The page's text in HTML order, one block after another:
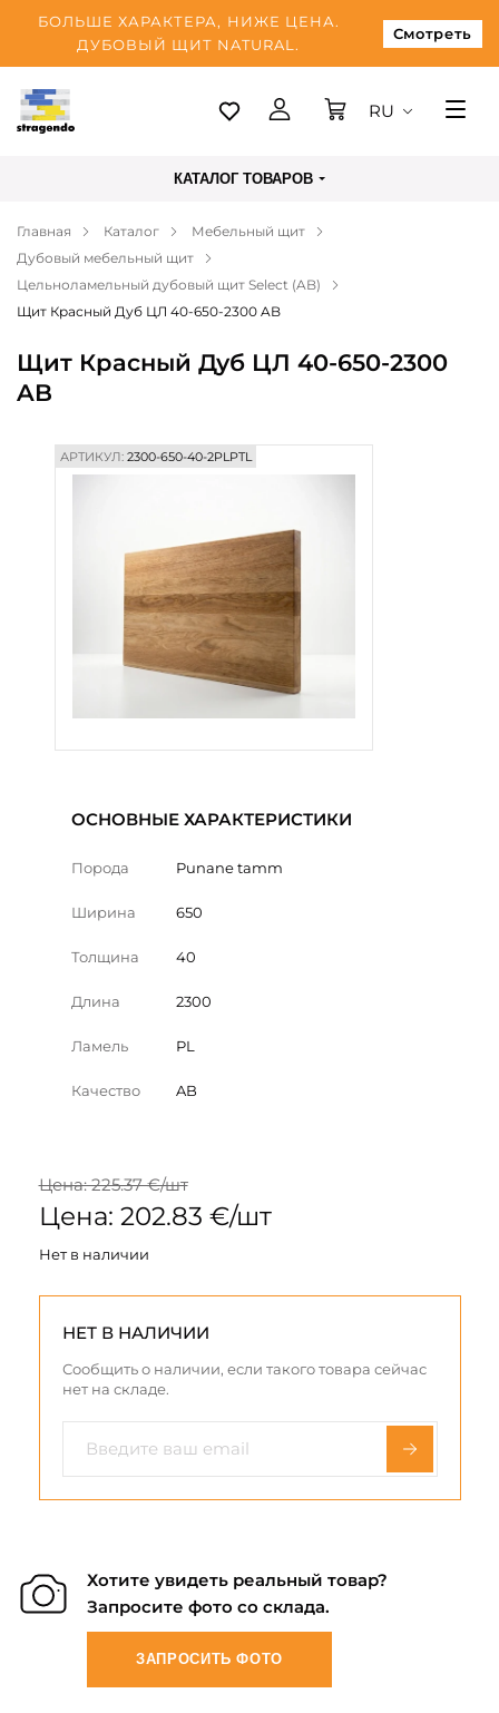
БОЛЬШЕ ХАРАКТЕРА, НИЖЕ ЦЕНА.
ДУБОВЫЙ ЩИТ NATURAL.
Смотреть
Таллинн
Оплата
О нас
Блог
Контакты
RU
КАТАЛОГ ТОВАРОВ
Главная Каталог
Мебельный щит
Дубовый мебельный щит
Цельноламельный дубовый щит Select (AB)
Щит Красный Дуб ЦЛ 40-650-2300 AB
Щит Красный Дуб ЦЛ 40-650-2300
AB
АРТИКУЛ:2300-650-40-2PLPTL
ОСНОВНЫЕ ХАРАКТЕРИСТИКИ
Порода Punane tamm
Ширина 650
Толщина 40
Длина 2300
Ламель PL
Качество AB
Цена: 225.37 €/шт
Цена: 202.83 €/шт
Нет в наличии
НЕТ В НАЛИЧИИ
Сообщить о наличии, если такого товара сейчас
нет на складе.
Хотите увидеть реальный товар?
Запросите фото со склада.
ЗАПРОСИТЬ ФОТО